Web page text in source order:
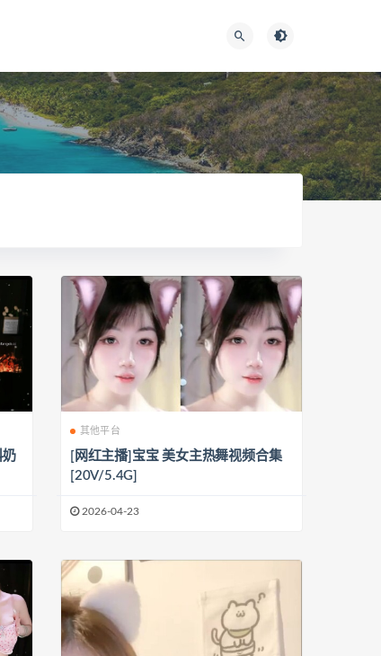
奶
其他平台
[网红主播]宝宝 美女主热舞视频合集
[20V/5.4G]
2026-04-23